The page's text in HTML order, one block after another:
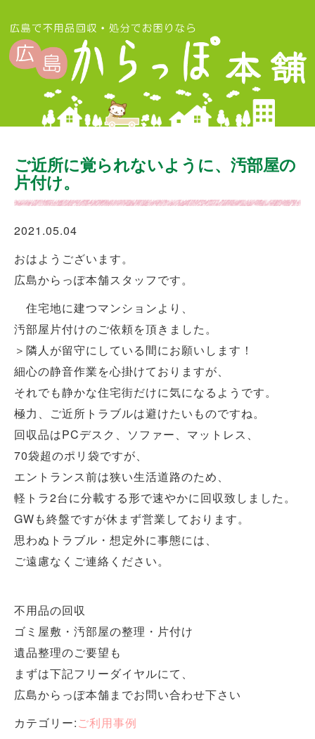
ご近所に覚られないように、汚部屋の
片付け。
2021.05.04
おはようございます。
広島からっぽ本舗スタッフです。
住宅地に建つマンションより、
汚部屋片付けのご依頼を頂きました。
＞隣人が留守にしている間にお願いします！
細心の静音作業を心掛けておりますが、
それでも静かな住宅街だけに気になるようです。
極力、ご近所トラブルは避けたいものですね。
回収品はPCデスク、ソファー、マットレス、
70袋超のポリ袋ですが、
エントランス前は狭い生活道路のため、
軽トラ2台に分載する形で速やかに回収致しました。
GWも終盤ですが休まず営業しております。
思わぬトラブル・想定外に事態には、
ご遠慮なくご連絡ください。
不用品の回収
ゴミ屋敷・汚部屋の整理・片付け
遺品整理のご要望も
まずは下記フリーダイヤルにて、
広島からっぽ本舗までお問い合わせ下さい
カテゴリー:ご利用事例